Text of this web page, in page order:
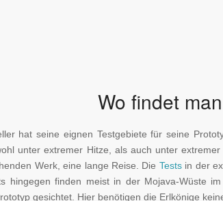
Wo findet
hat seine eignen Testgebiete für seine
unter extremer Hitze, als auch unter
Werk, eine lange Reise. Die Testsin der
hingegen finden meist in der Mojava-Wüste
gesichtet. Hier benötigen die Erlkönige